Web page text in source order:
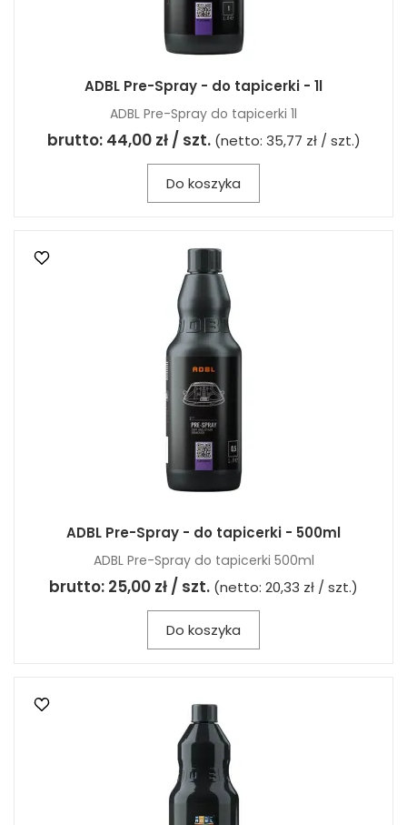
ADBL Pre-Spray - do tapicerki - 1l
ADBL Pre-Spray do tapicerki 1l
brutto: 44,00 zł / szt. (netto: 35,77 zł / szt.)
Do koszyka
ADBL Pre-Spray - do tapicerki - 500ml
ADBL Pre-Spray do tapicerki 500ml
brutto: 25,00 zł / szt. (netto: 20,33 zł / szt.)
Do koszyka